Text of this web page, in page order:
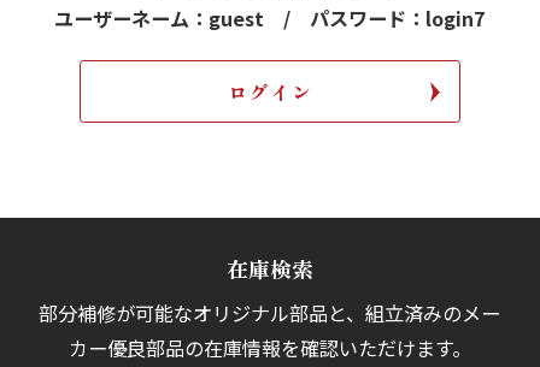
ユーザーネーム：guest / パスワード：login7
在庫検索
部分補修が可能なオリジナル部品と、組立済みのメー
カー優良部品の在庫情報を確認いただけます。